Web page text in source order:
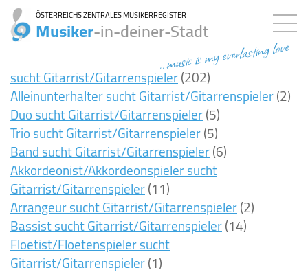
ÖSTERREICHS ZENTRALES MUSIKERREGISTER
Musiker-in-deiner-Stadt
...music is my everlasting love
sucht Gitarrist/Gitarrenspieler(202)
Alleinunterhalter sucht Gitarrist/Gitarrenspieler(2)
Duo sucht Gitarrist/Gitarrenspieler(5)
Trio sucht Gitarrist/Gitarrenspieler(5)
Band sucht Gitarrist/Gitarrenspieler(6)
Akkordeonist/Akkordeonspieler sucht
Gitarrist/Gitarrenspieler(11)
Arrangeur sucht Gitarrist/Gitarrenspieler(2)
Bassist sucht Gitarrist/Gitarrenspieler(14)
Floetist/Floetenspieler sucht
Gitarrist/Gitarrenspieler(1)